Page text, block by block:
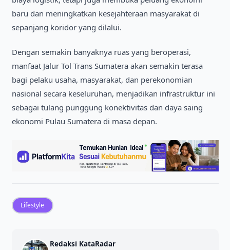
baru dan meningkatkan kesejahteraan masyarakat di
sepanjang koridor yang dilalui.
Dengan semakin banyaknya ruas yang beroperasi,
manfaat Jalur Tol Trans Sumatera akan semakin terasa
bagi pelaku usaha, masyarakat, dan perekonomian
nasional secara keseluruhan, menjadikan infrastruktur ini
sebagai tulang punggung konektivitas dan daya saing
ekonomi Pulau Sumatera di masa depan.
Lifestyle
Redaksi KataRadar